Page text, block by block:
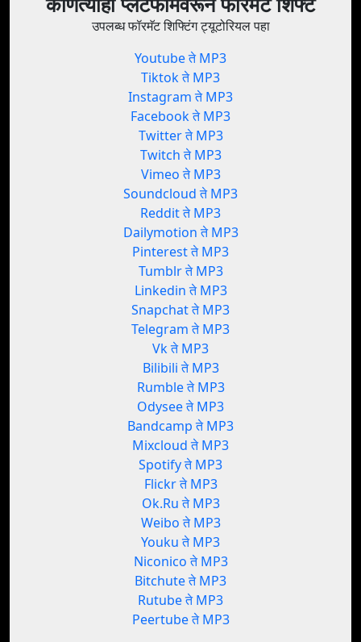
उपलब्ध फॉरमॅट शिफ्टिंग ट्यूटोरियल पहा
Youtube ते MP3
Tiktok ते MP3
Instagram ते MP3
Facebook ते MP3
Twitter ते MP3
Twitch ते MP3
Vimeo ते MP3
Soundcloud ते MP3
Reddit ते MP3
Dailymotion ते MP3
Pinterest ते MP3
Tumblr ते MP3
Linkedin ते MP3
Snapchat ते MP3
Telegram ते MP3
Vk ते MP3
Bilibili ते MP3
Rumble ते MP3
Odysee ते MP3
Bandcamp ते MP3
Mixcloud ते MP3
Spotify ते MP3
Flickr ते MP3
Ok.Ru ते MP3
Weibo ते MP3
Youku ते MP3
Niconico ते MP3
Bitchute ते MP3
Rutube ते MP3
Peertube ते MP3